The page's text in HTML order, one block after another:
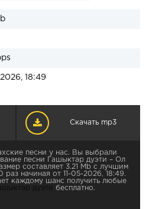
18:49
Скачать mp3
песни у нас. Вы выбрали
песни Гашыктар дуэти – Ол
составляет 3.21 Mb с лучшим
раз начиная от 11-05-2026, 18:49.
каждому шанс получить любые
дуэти бесплатно.